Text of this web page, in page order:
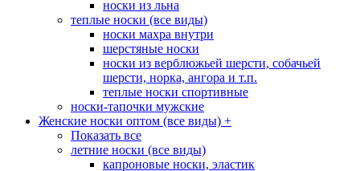
носки из льна
теплые носки (все виды)
носки махра внутри
шерстяные носки
носки из верблюжьей шерсти, собачьей
шерсти, норка, ангора и т.п.
теплые носки спортивные
носки-тапочки мужские
Женские носки оптом (все виды) +
Показать все
летние носки (все виды)
капроновые носки, эластик